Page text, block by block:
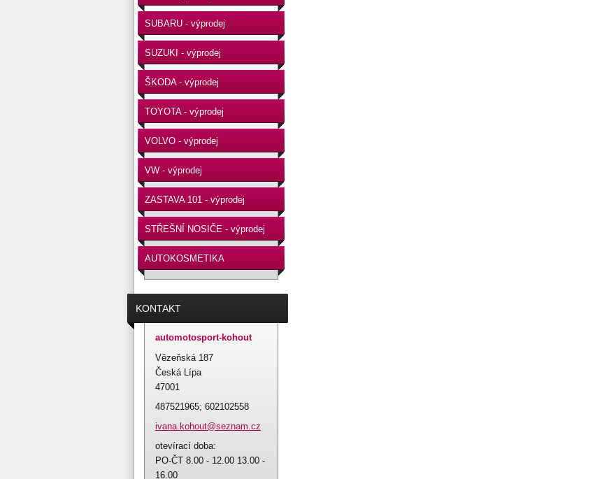
SUBARU - výprodej
SUZUKI - výprodej
ŠKODA - výprodej
TOYOTA - výprodej
VOLVO - výprodej
VW - výprodej
ZASTAVA 101 - výprodej
STŘEŠNÍ NOSIČE - výprodej
AUTOKOSMETIKA
KONTAKT
automotosport-kohout
Vězeňská 187
Česká Lípa
47001
487521965; 602102558
ivana.kohout@seznam.cz
otevírací doba:
PO-ČT 8.00 - 12.00 13.00 -
16.00